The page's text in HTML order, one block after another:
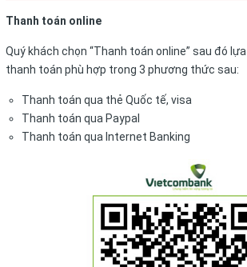
Thanh toán online
Quý khách chọn “Thanh toán online” sau đó
thanh toán phù hợp trong 3 phương thức sau:
Thanh toán qua thẻ Quốc tế, visa
Thanh toán qua Paypal
Thanh toán qua Internet Banking